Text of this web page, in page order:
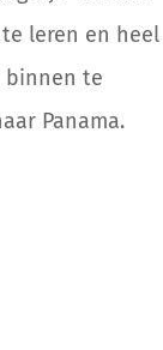
leren en heel
binnen te
Panama.